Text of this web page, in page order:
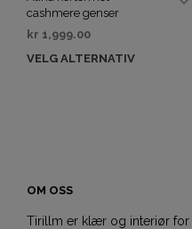
cashmere genser
kr 1,999.00
VELG ALTERNATIV
OM OSS
Tirillm er klær og interiør for